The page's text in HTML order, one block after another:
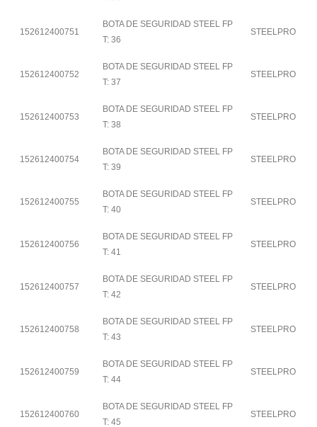
152612400751
BOTA DE SEGURIDAD STEEL FP
T: 36
STEELPRO
152612400752
BOTA DE SEGURIDAD STEEL FP
T: 37
STEELPRO
152612400753
BOTA DE SEGURIDAD STEEL FP
T: 38
STEELPRO
152612400754
BOTA DE SEGURIDAD STEEL FP
T: 39
STEELPRO
152612400755
BOTA DE SEGURIDAD STEEL FP
T: 40
STEELPRO
152612400756
BOTA DE SEGURIDAD STEEL FP
T: 41
STEELPRO
152612400757
BOTA DE SEGURIDAD STEEL FP
T: 42
STEELPRO
152612400758
BOTA DE SEGURIDAD STEEL FP
T: 43
STEELPRO
152612400759
BOTA DE SEGURIDAD STEEL FP
T: 44
STEELPRO
152612400760
BOTA DE SEGURIDAD STEEL FP
T: 45
STEELPRO